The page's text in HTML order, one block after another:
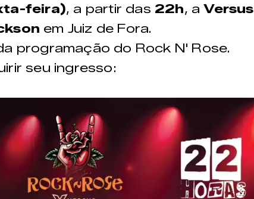
feira), a partir das 22h, aVersus
em Juiz de Fora.
programação do Rock N' Rose.
seu ingresso: